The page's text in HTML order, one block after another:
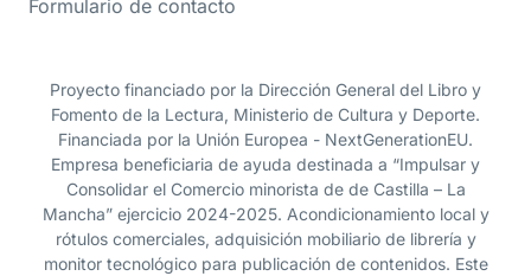
Formulario de contacto
Proyecto financiado por la Dirección General del Libro y
Fomento de la Lectura, Ministerio de Cultura y Deporte.
Financiada por la Unión Europea - NextGenerationEU.
Empresa beneficiaria de ayuda destinada a “Impulsar y
Consolidar el Comercio minorista de de Castilla – La
Mancha” ejercicio 2024-2025. Acondicionamiento local y
rótulos comerciales, adquisición mobiliario de librería y
monitor tecnológico para publicación de contenidos. Este